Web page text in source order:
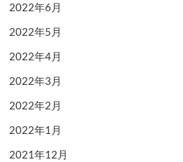
2022年6月
2022年5月
2022年4月
2022年3月
2022年2月
2022年1月
2021年12月